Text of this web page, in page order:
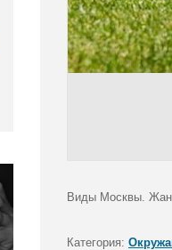
Виды Москвы.
Категория: